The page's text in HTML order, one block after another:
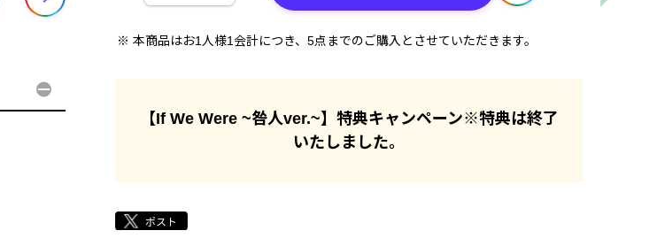
本商品はお1人様1会計につき、5点までのご購入とさせていただきます。
【If We Were ~咎人ver.~】特典キャンペーン※特典は終了
いたしました。